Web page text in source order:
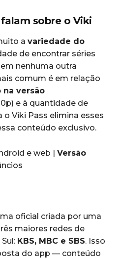
sobre o Viki
a variedade do
de encontrar séries
nenhuma outra
comum é em relação
versão
e à quantidade de
o Viki Pass elimina esses
conteúdo exclusivo.
e web | Versão
oficial criada por uma
maiores redes de
KBS, MBC e SBS. Isso
do app — conteúdo